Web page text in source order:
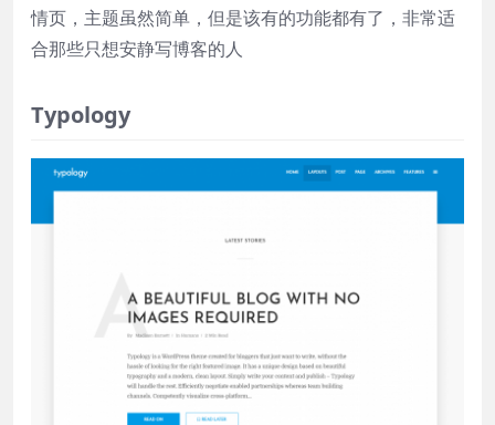
情页，主题虽然简单，但是该有的功能都有了，非常适
合那些只想安静写博客的人
Typology